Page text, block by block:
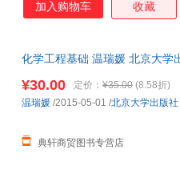
加入购物车 收藏
化学工程基础 温瑞媛 北京大学
¥30.00 定价： ¥35.00 (8.58折)
典轩商贸图书专营店
温瑞媛 /2015-05-01 /北京大学出版社